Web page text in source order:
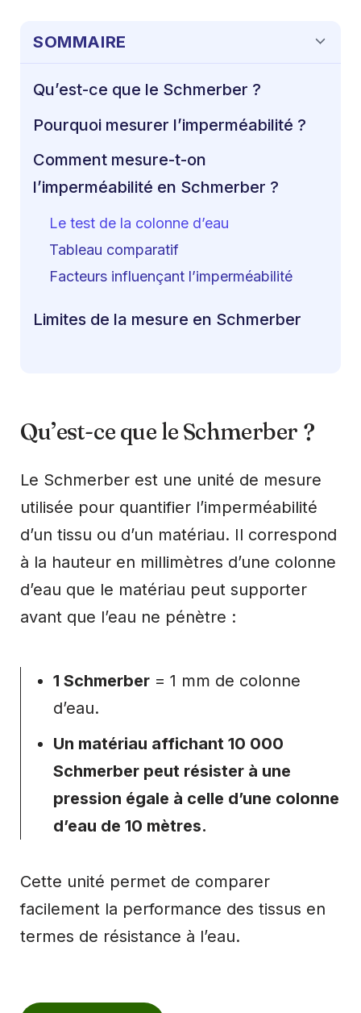
SOMMAIRE
Qu’est-ce que le Schmerber ?
Pourquoi mesurer l’imperméabilité ?
Comment mesure-t-on
l’imperméabilité en Schmerber ?
Le test de la colonne d’eau
Tableau comparatif
Facteurs influençant l’imperméabilité
Limites de la mesure en Schmerber
Qu’est-ce que le Schmerber ?
Le Schmerber est une unité de mesure
utilisée pour quantifier l’imperméabilité
d’un tissu ou d’un matériau. Il correspond
à la hauteur en millimètres d’une colonne
d’eau que le matériau peut supporter
avant que l’eau ne pénètre :
1 Schmerber = 1 mm de colonne
d’eau.
Un matériau affichant 10 000
Schmerber peut résister à une
pression égale à celle d’une colonne
d’eau de 10 mètres.
Cette unité permet de comparer
facilement la performance des tissus en
termes de résistance à l’eau.